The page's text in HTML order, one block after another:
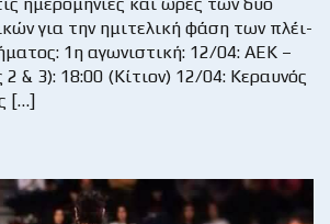
για την ημιτελική φάση των πλέι-
1η αγωνιστική: 12/04: ΑΕΚ –
& 3): 18:00 (Κίτιον) 12/04: Κεραυνός
[…]